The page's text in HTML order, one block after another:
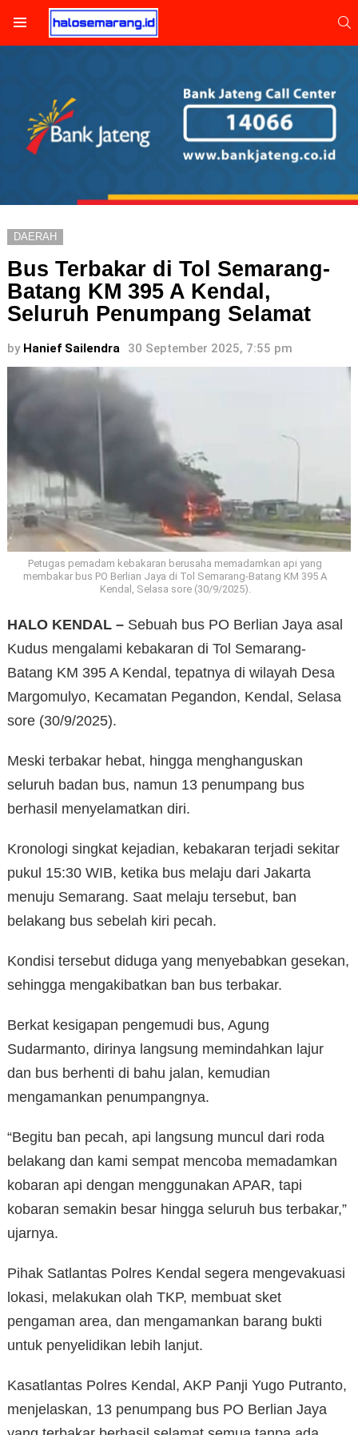
DAERAH
Bus Terbakar di Tol Semarang-
Batang KM 395 A Kendal,
Seluruh Penumpang Selamat
by Hanief Sailendra 30 September 2025, 7:55 pm
Petugas pemadam kebakaran berusaha memadamkan api yang
membakar bus PO Berlian Jaya di Tol Semarang-Batang KM 395 A
Kendal, Selasa sore (30/9/2025).
HALO KENDAL – Sebuah bus PO Berlian Jaya asal
Kudus mengalami kebakaran di Tol Semarang-
Batang KM 395 A Kendal, tepatnya di wilayah Desa
Margomulyo, Kecamatan Pegandon, Kendal, Selasa
sore (30/9/2025).
Meski terbakar hebat, hingga menghanguskan
seluruh badan bus, namun 13 penumpang bus
berhasil menyelamatkan diri.
Kronologi singkat kejadian, kebakaran terjadi sekitar
pukul 15:30 WIB, ketika bus melaju dari Jakarta
menuju Semarang. Saat melaju tersebut, ban
belakang bus sebelah kiri pecah.
Kondisi tersebut diduga yang menyebabkan gesekan,
sehingga mengakibatkan ban bus terbakar.
Berkat kesigapan pengemudi bus, Agung
Sudarmanto, dirinya langsung memindahkan lajur
dan bus berhenti di bahu jalan, kemudian
mengamankan penumpangnya.
“Begitu ban pecah, api langsung muncul dari roda
belakang dan kami sempat mencoba memadamkan
kobaran api dengan menggunakan APAR, tapi
kobaran semakin besar hingga seluruh bus terbakar,”
ujarnya.
Pihak Satlantas Polres Kendal segera mengevakuasi
lokasi, melakukan olah TKP, membuat sket
pengaman area, dan mengamankan barang bukti
untuk penyelidikan lebih lanjut.
Kasatlantas Polres Kendal, AKP Panji Yugo Putranto,
menjelaskan, 13 penumpang bus PO Berlian Jaya